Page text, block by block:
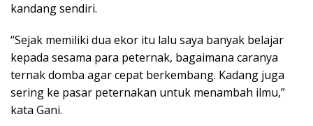
kandang sendiri.
“Sejak memiliki dua ekor itu lalu saya banyak belajar
kepada sesama para peternak, bagaimana caranya
ternak domba agar cepat berkembang. Kadang juga
sering ke pasar peternakan untuk menambah ilmu,”
kata Gani.